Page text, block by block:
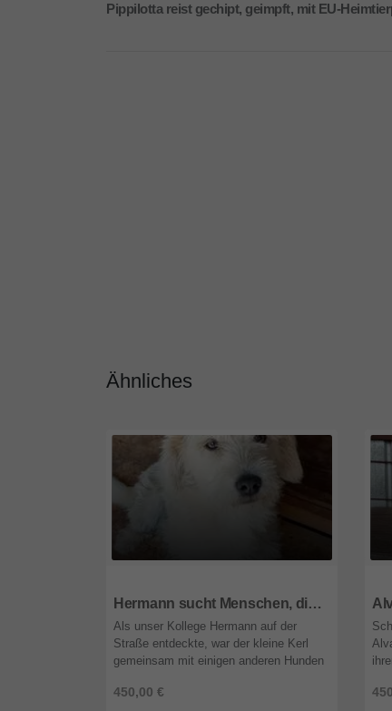
Pippilotta reist gechipt, geimpft, mit EU-
Ähnliches
Hermann sucht Menschen, die ihn nie wieder alleine lassen
450,00 €
Als unser Kollege Hermann auf der
Straße entdeckte, war der kleine Kerl
gemeinsam mit einigen anderen Hunden
Suche nach etwas Futter, um ihre ...